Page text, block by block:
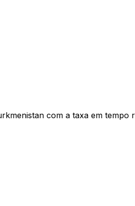
com a taxa em tempo